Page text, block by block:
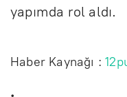
yapımda rol aldı.
Haber Kaynağı :